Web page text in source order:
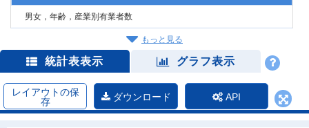
男女，年齢，産業別有業者数
もっと見る
統計表表示 グラフ表示
レイアウトの保
存
ダウンロード API